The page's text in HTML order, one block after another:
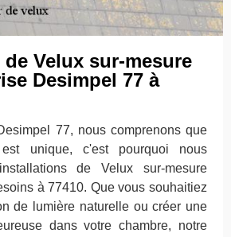
Velux sur-mesure
Desimpel 77 à
77, nous comprenons que
unique, c'est pourquoi nous
de Velux sur-mesure
à 77410. Que vous souhaitiez
de lumière naturelle ou créer une
dans votre chambre, notre